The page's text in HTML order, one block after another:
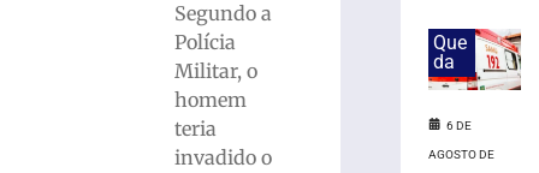
Segundo a
Polícia
Militar, o
homem
teria
invadido o
Centro
Administrativo
Brusque
Que
da
6 DE
AGOSTO DE